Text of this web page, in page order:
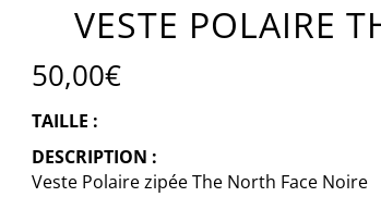
VESTE POLAIRE
50,00€
TAILLE :
DESCRIPTION :
Veste Polaire zipée The North Face Noire